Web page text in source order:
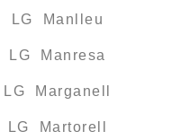
LG Manlleu
LG Manresa
Marganell
Martorell